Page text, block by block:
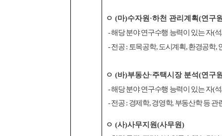
ㅇ (마)수자원·하천 관리계획(연구
-해당 분야 연구수행 능력이 있는 자(
-전공: 토목공학, 도시계획,환경공학,
ㅇ (바)부동산·주택시장 분석(연구
-해당 분야 연구수행 능력이 있는 자(
-전공: 경제학,경영학, 부동산학 등 관
ㅇ (사)사무지원(사무원)